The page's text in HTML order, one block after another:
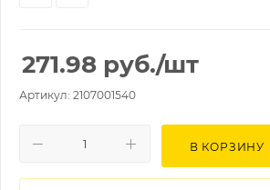
271.98 руб./шт
Артикул: 2107001540
В КОРЗИНУ